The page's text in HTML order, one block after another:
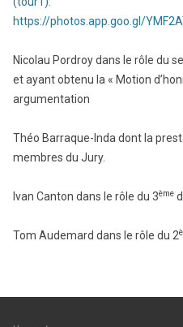
https://photos.app.goo.gl/
Nicolau Pordroy dans le rôle du
et ayant obtenu la « Motion
argumentation
Théo Barraque-Inda dont la
membres du Jury.
Ivan Canton dans le rôle du 3ème
Tom Audemard dans le rôle du 2